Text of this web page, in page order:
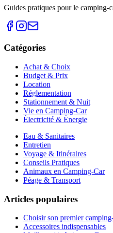
Guides pratiques pour le camping-
Catégories
Achat & Choix
Budget & Prix
Location
Réglementation
Stationnement & Nuit
Vie en Camping-Car
Électricité & Énergie
Eau & Sanitaires
Entretien
Voyage & Itinéraires
Conseils Pratiques
Animaux en Camping-Car
Péage & Transport
Articles populaires
Choisir son premier
Accessoires indispensables